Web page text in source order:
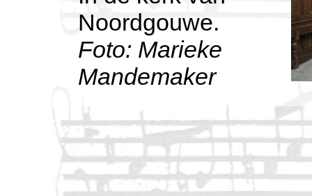
Noordgouwe.
Foto: Marieke
Mandemaker